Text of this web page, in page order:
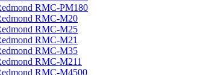
RMC-PM180
RMC-M20
RMC-M25
RMC-M21
RMC-M35
RMC-M211
RMC-M4500